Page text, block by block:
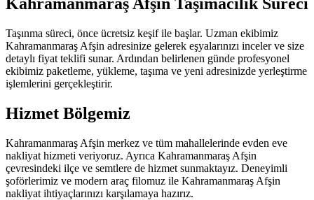
Kahramanmaraş Afşin Taşımacılık Süreci
Taşınma süreci, önce ücretsiz keşif ile başlar. Uzman ekibimiz
Kahramanmaraş Afşin adresinize gelerek eşyalarınızı inceler ve size
detaylı fiyat teklifi sunar. Ardından belirlenen günde profesyonel
ekibimiz paketleme, yükleme, taşıma ve yeni adresinizde yerleştirme
işlemlerini gerçekleştirir.
Hizmet Bölgemiz
Kahramanmaraş Afşin merkez ve tüm mahallelerinde evden eve
nakliyat hizmeti veriyoruz. Ayrıca Kahramanmaraş Afşin
çevresindeki ilçe ve semtlere de hizmet sunmaktayız. Deneyimli
şoförlerimiz ve modern araç filomuz ile Kahramanmaraş Afşin
nakliyat ihtiyaçlarınızı karşılamaya hazırız.